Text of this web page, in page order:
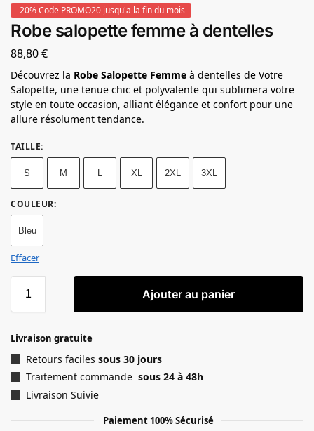
-20% Code PROMO20 jusqu'a la fin du mois
Robe salopette femme à dentelles
88,80€
Découvrez la Robe Salopette Femme à dentelles de Votre
Salopette, une tenue chic et polyvalente qui sublimera votre
style en toute occasion, alliant élégance et confort pour une
allure résolument tendance.
TAILLE:
S M XL 2XL 3XL
COULEUR:
Bleu
Effacer
Ajouter au panier
Livraison gratuite
Retours faciles sous 30 jours
Traitement commande sous 24 à 48h
Livraison Suivie
Paiement 100% Sécurisé